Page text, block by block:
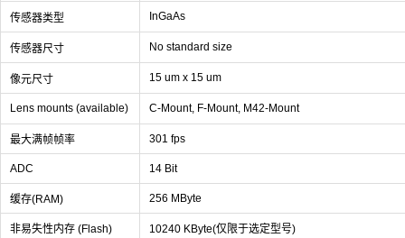
传感器类型 InGaAs
传感器尺寸 No standard size
像元尺寸 15 um x 15 um
Lens mounts (available) C-Mount, F-Mount, M42-Mount
最大满帧帧率 301 fps
ADC 14 Bit
缓存(RAM) 256 MByte
非易失性内存 (Flash) 10240 KByte(仅限于选定型号)